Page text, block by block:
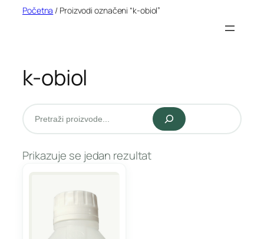
Početna / Proizvodi označeni “k-obiol”
k-obiol
Pretraži
Prikazuje se jedan rezultat